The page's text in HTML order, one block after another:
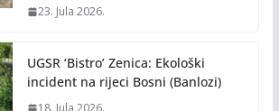
23. Jula 2026.
UGSR ‘Bistro’ Zenica: Ekološki
incident na rijeci Bosni (Banlozi)